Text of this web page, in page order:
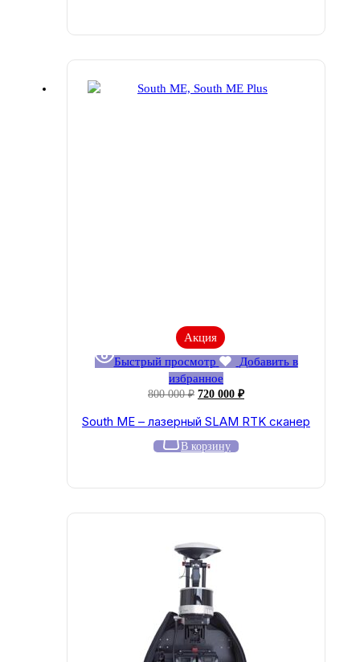
Акция
Быстрый просмотр
Добавить в
избранное
800 000₽ Первоначальная
составляла
000 ₽.
720 000 ₽Текущая
720
South ME – лазерный SLAM RTK сканер
В корзину